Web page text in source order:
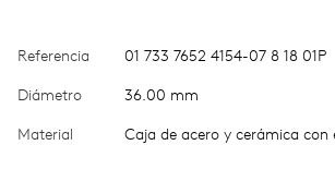
Referencia 01 733 7652 4154-07 8 18 01P
Diámetro 36.00 mm
Material Caja de acero y cerámica con